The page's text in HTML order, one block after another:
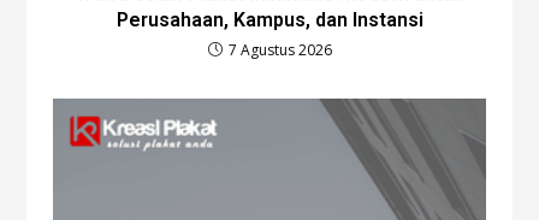
Perusahaan, Kampus, dan Instansi
7 Agustus 2026